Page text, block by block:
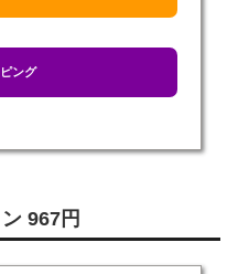
ング
967円